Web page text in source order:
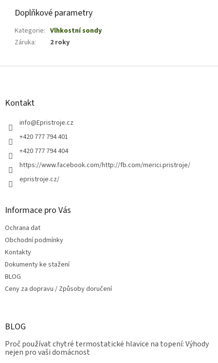
Doplňkové parametry
Kategorie: Vlhkostní sondy
Záruka: 2 roky
Z
Kontakt
info@Epristroje.cz
+420 777 794 401
+420 777 794 404
https://www.facebook.com/http://fb.com/merici.pristroje/
epristroje.cz/
Informace pro Vás
Ochrana dat
Obchodní podmínky
Kontakty
Dokumenty ke stažení
BLOG
Ceny za dopravu / Způsoby doručení
BLOG
Proč používat chytré termostatické hlavice na topení: Výhody
nejen pro vaši domácnost